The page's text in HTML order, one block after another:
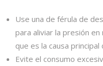
Use una de férula de
para aliviar la presión
que es la causa principal
Evite el consumo